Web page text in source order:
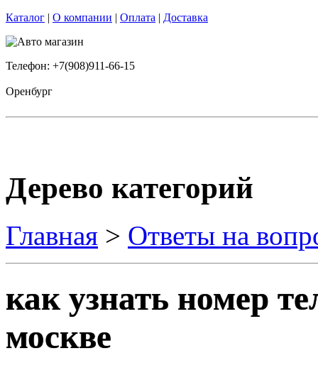
Каталог | О компании | Оплата | Доставка
Телефон: +7(908)911-66-15
Оренбург
Дерево категорий
Главная > Ответы на
как узнать номер
москве